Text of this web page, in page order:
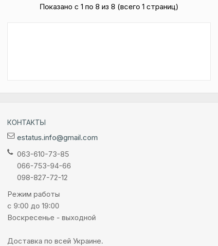
Показано с 1 по 8 из 8 (всего 1 страниц)
КОНТАКТЫ
estatus.info@gmail.com
063-610-73-85
066-753-94-66
098-827-72-12
Режим работы
с 9:00 до 19:00
Воскресенье - выходной
Доставка по всей Украине.